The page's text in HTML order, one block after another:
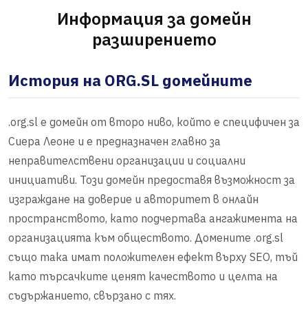
Информация за домейн
разширението
История на ORG.SL домейните
.org.sl е домейн от второ ниво, който е специфичен за
Сиера Леоне и е предназначен главно за
неправителствени организации и социални
инициативи. Този домейн предоставя възможност за
изграждане на доверие и авторитет в онлайн
пространството, като подчертава ангажимента на
организацията към обществото. Домените .org.sl
също така имат положителен ефект върху SEO, тъй
като търсачките ценят качеството и целта на
съдържанието, свързано с тях.